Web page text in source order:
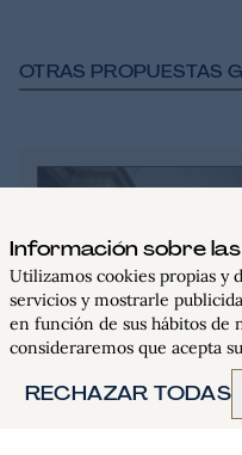
OTRAS PROPUESTAS
Información sobre
Utilizamos cookies propias y
servicios y mostrarle
en función de sus hábitos de
consideraremos que acepta
RECHAZAR TODAS